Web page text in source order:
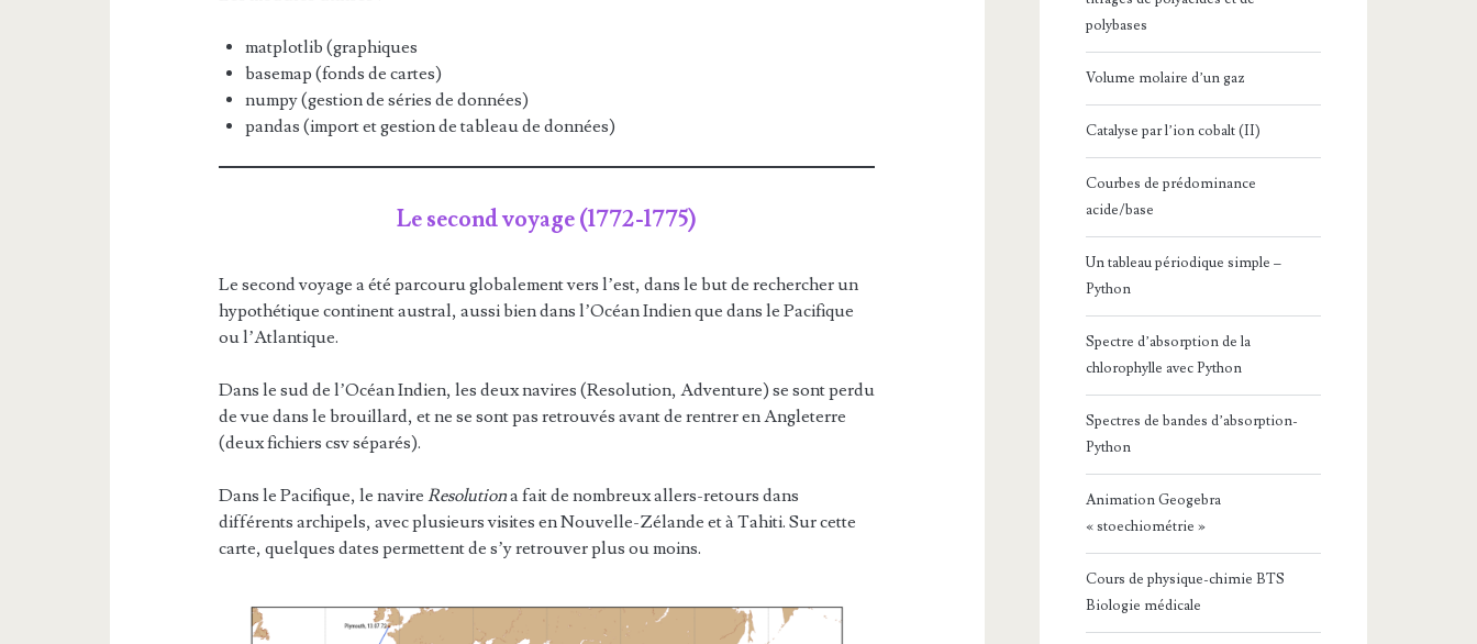
matplotlib (graphiques
basemap (fonds de cartes)
numpy (gestion de séries de données)
pandas (import et gestion de tableau de données)
Le second voyage (1772-1775)
Le second voyage a été parcouru globalement vers l’est, dans le but de rechercher un
hypothétique continent austral, aussi bien dans l’Océan Indien que dans le Pacifique
ou l’Atlantique.
Dans le sud de l’Océan Indien, les deux navires (Resolution, Adventure) se sont perdu
de vue dans le brouillard, et ne se sont pas retrouvés avant de rentrer en Angleterre
(deux fichiers csv séparés).
Dans le Pacifique, le navireResolutiona fait de nombreux allers-retours dans
différents archipels, avec plusieurs visites en Nouvelle-Zélande et à Tahiti. Sur cette
carte, quelques dates permettent de s’y retrouver plus ou moins.
polybases
Volume molaire d’un gaz
Catalyse par l’ion cobalt (II)
Courbes de prédominance
acide/base
Un tableau périodique simple –
Python
Spectre d’absorption de la
chlorophylle avec Python
Spectres de bandes d’absorption-
Python
Animation Geogebra
« stoechiométrie »
Cours de physique-chimie BTS
Biologie médicale